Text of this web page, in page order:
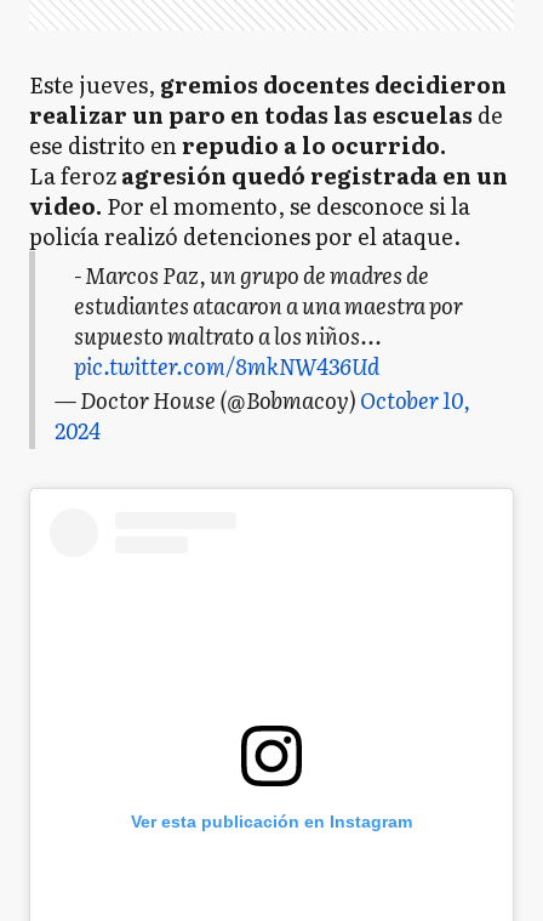
Este jueves, gremios docentes decidieron
realizar un paro en todas las escuelas de
ese distrito enrepudio a lo ocurrido.
La ferozagresión quedó registrada en un
video. Por el momento, se desconoce si la
policía realizó detenciones por el ataque.
- Marcos Paz, un grupo de madres de
estudiantes atacaron a una maestra por
supuesto maltrato a los niños...
pic.twitter.com/8mkNW436Ud
— Doctor House (@Bobmacoy)October 10,
2024
Ver esta publicación en Instagram